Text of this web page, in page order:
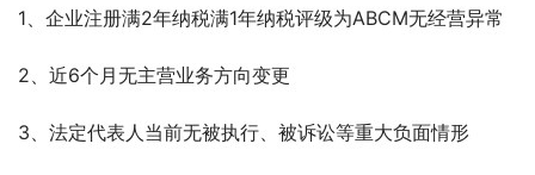
1、企业注册满2年纳税满1年纳税评级为ABCM无经营异常
2、近6个月无主营业务方向变更
3、法定代表人当前无被执行、被诉讼等重大负面情形